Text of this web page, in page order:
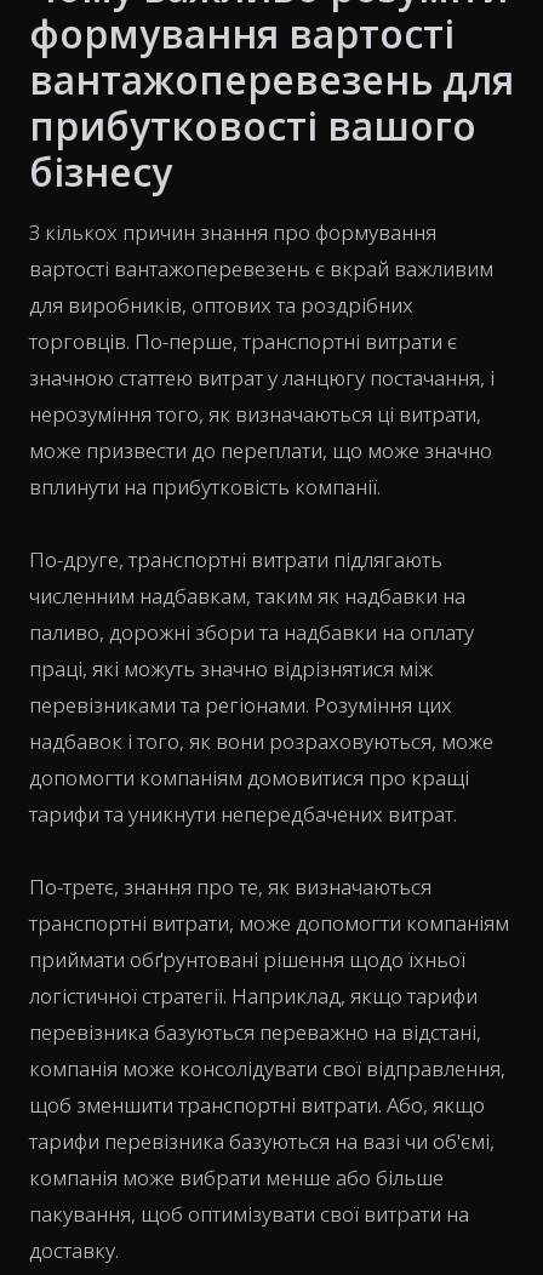
формування вартості
вантажоперевезень для
прибутковості вашого
бізнесу
З кількох причин знання про формування
вартості вантажоперевезень є вкрай важливим
для виробників, оптових та роздрібних
торговців. По-перше, транспортні витрати є
значною статтею витрат у ланцюгу постачання, і
нерозуміння того, як визначаються ці витрати,
може призвести до переплати, що може значно
вплинути на прибутковість компанії.
По-друге, транспортні витрати підлягають
численним надбавкам, таким як надбавки на
паливо, дорожні збори та надбавки на оплату
праці, які можуть значно відрізнятися між
перевізниками та регіонами. Розуміння цих
надбавок і того, як вони розраховуються, може
допомогти компаніям домовитися про кращі
тарифи та уникнути непередбачених витрат.
По-третє, знання про те, як визначаються
транспортні витрати, може допомогти компаніям
приймати обґрунтовані рішення щодо їхньої
логістичної стратегії. Наприклад, якщо тарифи
перевізника базуються переважно на відстані,
компанія може консолідувати свої відправлення,
щоб зменшити транспортні витрати. Або, якщо
тарифи перевізника базуються на вазі чи об'ємі,
компанія може вибрати менше або більше
пакування, щоб оптимізувати свої витрати на
доставку.